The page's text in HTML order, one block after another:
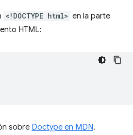
<!DOCTYPE html> en la parte
HTML:
sobre Doctype en MDN.